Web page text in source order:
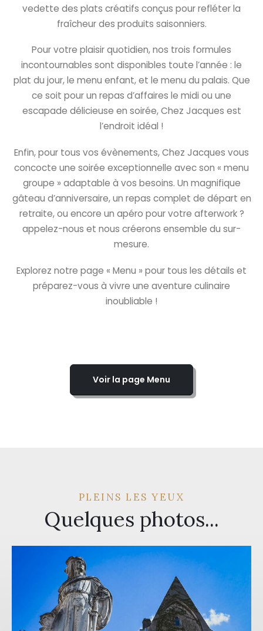
vedette des plats créatifs conçus pour refléter la
fraîcheur des produits saisonniers.
Pour votre plaisir quotidien, nos trois formules
incontournables sont disponibles toute l’année : le
plat du jour, le menu enfant, et le menu du palais. Que
ce soit pour un repas d’affaires le midi ou une
escapade délicieuse en soirée, Chez Jacques est
l’endroit idéal !
Enfin, pour tous vos évènements, Chez Jacques vous
concocte une soirée exceptionnelle avec son « menu
groupe » adaptable à vos besoins. Un magnifique
gâteau d’anniversaire, un repas complet de départ en
retraite, ou encore un apéro pour votre afterwork ?
appelez-nous et nous créerons ensemble du sur-
mesure.
Explorez notre page « Menu » pour tous les détails et
préparez-vous à vivre une aventure culinaire
inoubliable !
Voir la page Menu
PLEINS LES YEUX
Quelques photos...